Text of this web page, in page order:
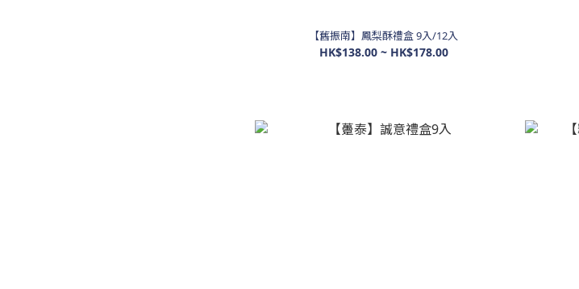
【舊振南】鳳梨酥禮盒 9入/12入
HK$138.00 ~ HK$178.00